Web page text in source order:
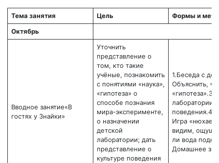
Тема занятия Цель
Формы и
Октябрь
Вводное занятие«В
гостях у Знайки»
Уточнить
представление о
том, кто такие
учёные, познакомить
с понятиями «наука»,
«гипотеза» о
способе познания
мира-эксперименте,
о назначении
детской
лаборатории; дать
представление о
культуре поведения
1.Беседа с
Объяснить,
«гипотеза».3.
лаборатории
поведения.4.
Игра
видим,
ли вода
Домашнее